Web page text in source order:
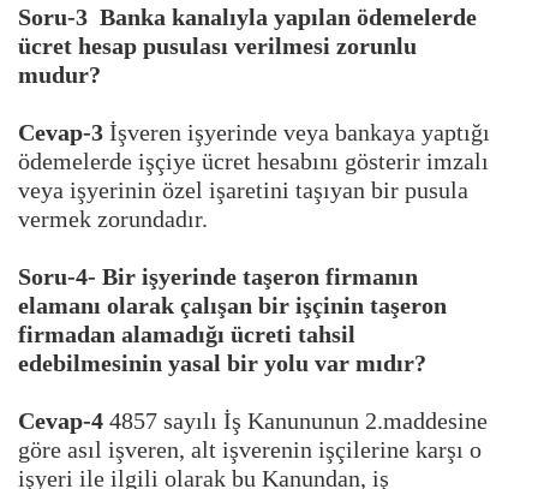
Soru-3 Banka kanalıyla yapılan ödemelerde
ücret hesap pusulası verilmesi zorunlu
mudur?
Cevap-3 İşveren işyerinde veya bankaya yaptığı
ödemelerde işçiye ücret hesabını gösterir imzalı
veya işyerinin özel işaretini taşıyan bir pusula
vermek zorundadır.
Soru-4- Bir işyerinde taşeron firmanın
elamanı olarak çalışan bir işçinin taşeron
firmadan alamadığı ücreti tahsil
edebilmesinin yasal bir yolu var mıdır?
Cevap-4 4857 sayılı İş Kanununun 2.maddesine
göre asıl işveren, alt işverenin işçilerine karşı o
işyeri ile ilgili olarak bu Kanundan, iş